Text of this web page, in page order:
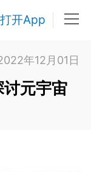
打开App
年12月01日
元宇宙